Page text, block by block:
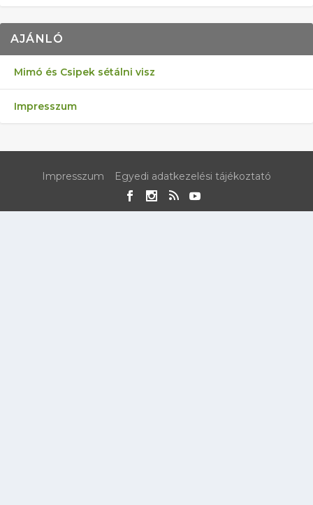
AJÁNLÓ
Mimó és Csipek sétálni visz
Impresszum
Impresszum Egyedi adatkezelési tájékoztató